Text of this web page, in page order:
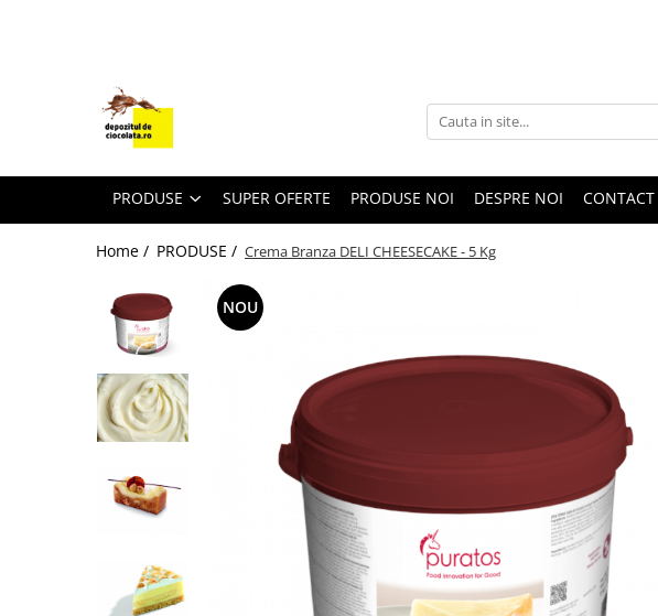
COLORANTI ALIMENTARI
GLAZURI, UMPLUTURI, CREME
USTENSILE SI FORME SILICON
PASTA DE ZAHAR
FRISCA, UNT, LAPTE CONDENSAT
COJI TARTE
PRODUSE SUPER OFERTE PRODUSE NOI DESPRE NOI CONTACT
Home / PRODUSE / Crema Branza DELI CHEESECAKE - 5 Kg
NOU